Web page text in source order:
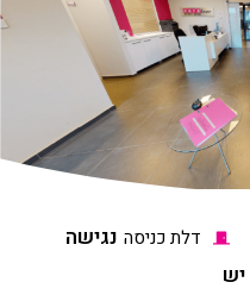
דלת כניסה נגישה
יש